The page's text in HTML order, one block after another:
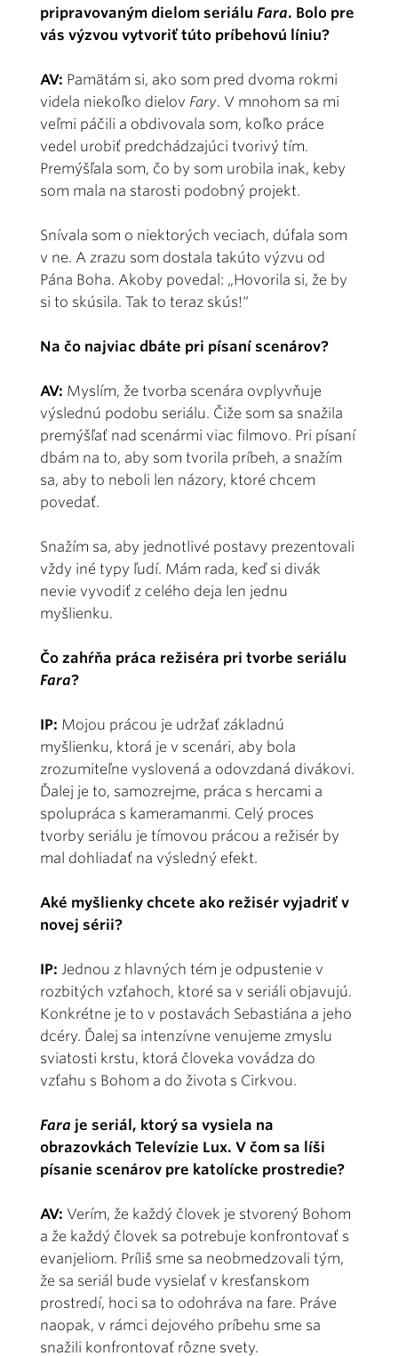
pripravovaným dielom seriálu Fara. Bolo pre
vás výzvou vytvoriť túto príbehovú líniu?
AV: Pamätám si, ako som pred dvoma rokmi
videla niekoľko dielov Fary. V mnohom sa mi
veľmi páčili a obdivovala som, koľko práce
vedel urobiť predchádzajúci tvorivý tím.
Premýšľala som, čo by som urobila inak, keby
som mala na starosti podobný projekt.
Snívala som o niektorých veciach, dúfala som
v ne. A zrazu som dostala takúto výzvu od
Pána Boha. Akoby povedal: „Hovorila si, že by
si to skúsila. Tak to teraz skús!“
Na čo najviac dbáte pri písaní scenárov?
AV: Myslím, že tvorba scenára ovplyvňuje
výslednú podobu seriálu. Čiže som sa snažila
premýšľať nad scenármi viac filmovo. Pri písaní
dbám na to, aby som tvorila príbeh, a snažím
sa, aby to neboli len názory, ktoré chcem
povedať.
Snažím sa, aby jednotlivé postavy prezentovali
vždy iné typy ľudí. Mám rada, keď si divák
nevie vyvodiť z celého deja len jednu
myšlienku.
Čo zahŕňa práca režiséra pri tvorbe seriálu
Fara?
IP: Mojou prácou je udržať základnú
myšlienku, ktorá je v scenári, aby bola
zrozumiteľne vyslovená a odovzdaná divákovi.
Ďalej je to, samozrejme, práca s hercami a
spolupráca s kameramanmi. Celý proces
tvorby seriálu je tímovou prácou a režisér by
mal dohliadať na výsledný efekt.
Aké myšlienky chcete ako režisér vyjadriť v
novej sérii?
IP: Jednou z hlavných tém je odpustenie v
rozbitých vzťahoch, ktoré sa v seriáli objavujú.
Konkrétne je to v postavách Sebastiána a jeho
dcéry. Ďalej sa intenzívne venujeme zmyslu
sviatosti krstu, ktorá človeka vovádza do
vzťahu s Bohom a do života s Cirkvou.
Fara je seriál, ktorý sa vysiela na
obrazovkách Televízie Lux. V čom sa líši
písanie scenárov pre katolícke prostredie?
AV: Verím, že každý človek je stvorený Bohom
a že každý človek sa potrebuje konfrontovať s
evanjeliom. Príliš sme sa neobmedzovali tým,
že sa seriál bude vysielať v kresťanskom
prostredí, hoci sa to odohráva na fare. Práve
naopak, v rámci dejového príbehu sme sa
snažili konfrontovať rôzne svety.